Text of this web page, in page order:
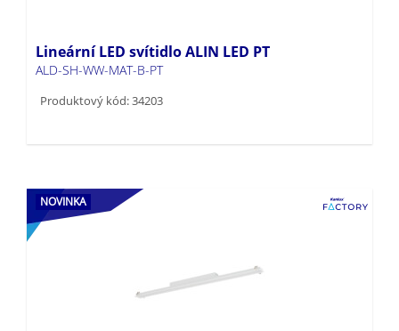
Lineární LED svítidlo ALIN LED PT
ALD-SH-WW-MAT-B-PT
Produktový kód: 34203
NOVINKA